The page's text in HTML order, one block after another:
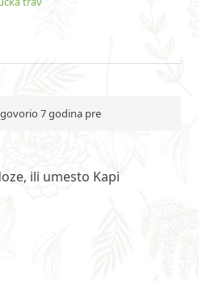
7 godina pre
ili umesto Kapi